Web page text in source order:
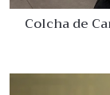
Colcha de